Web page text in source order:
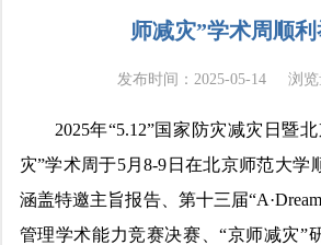
师减灾”学术周顺
发布时间：2025-05-14 浏览
2025年“5.12”国家防灾减灾日暨
灾”学术周于5月8-9日在北京师范大学
涵盖特邀主旨报告、第十三届
管理学术能力竞赛决赛、“京师减灾”